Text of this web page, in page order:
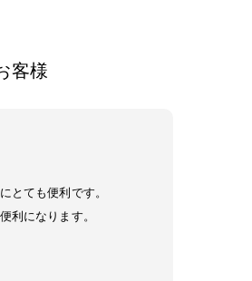
客様
とても便利です。
利になります。